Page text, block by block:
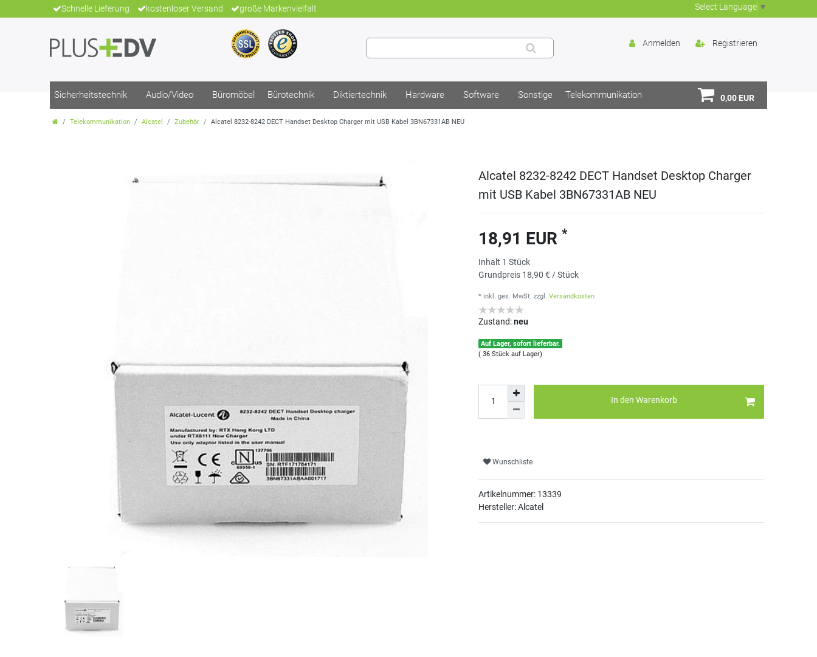
Schnelle Lieferung kostenloser Versand große Markenvielfalt Select Language ▼
Anmelden Registrieren
Sicherheitstechnik Audio/Video Büromöbel Bürotechnik Diktiertechnik Hardware Software Sonstige Telekommunikation 0,00 EUR
Telekommunikation Alcatel Zubehör Alcatel 8232-8242 DECT Handset Desktop Charger mit USB Kabel 3BN67331AB NEU
Alcatel 8232-8242 DECT Handset Desktop Charger
mit USB Kabel 3BN67331AB NEU
18,91 EUR *
Inhalt 1 Stück
Grundpreis 18,90 € / Stück
* inkl. ges. MwSt. zzgl. Versandkosten
Zustand:neu
Auf Lager, sofort lieferbar.
( 36 Stück auf Lager)
In den Warenkorb
Wunschliste
Artikelnummer: 13339
Hersteller: Alcatel